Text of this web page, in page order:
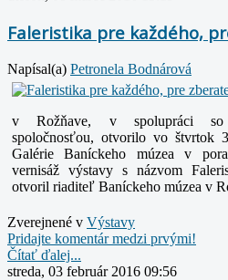
Faleristika pre každého,
Napísal(a) Petronela Bodnárová
v Rožňave, v spolupráci so
spoločnosťou, otvorilo vo štvrtok
Galérie Baníckeho múzea v
vernisáž výstavy s názvom
otvoril riaditeľ Baníckeho múzea v
Zverejnené v Výstavy
Pridajte komentár medzi prvými!
Čítať ďalej...
streda, 03 február 2016 09:56